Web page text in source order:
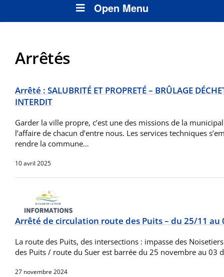
Open Menu
Arrêtés
Arrêté : SALUBRITÉ ET PROPRETÉ – BRÛLAGE
INTERDIT
Garder la ville propre, c’est une des missions de la
l’affaire de chacun d’entre nous. Les services techniques
rendre la commune…
10 avril 2025
Arrêté de circulation route des Puits – du 25/11 au
La route des Puits, des intersections : impasse des
des Puits / route du Suer est barrée du 25 novembre au 03
27 novembre 2024